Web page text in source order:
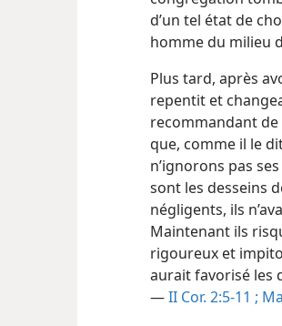
d’un tel état de
homme du milieu
Plus tard, après
repentit et
recommandant
que, comme il le
n’ignorons pas
sont les desseins
négligents, ils
Maintenant ils
rigoureux et
aurait favorisé les
—II Cor. 2:5-11 ;